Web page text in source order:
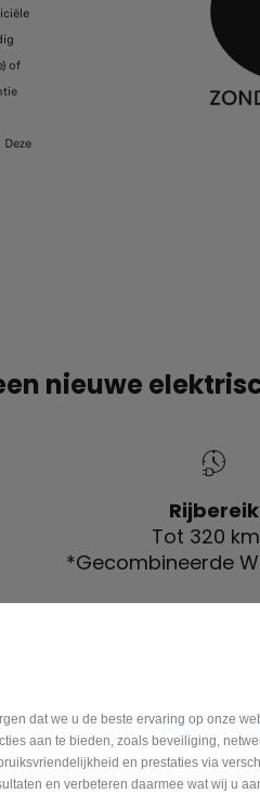
of
nieuwe
Rijbereik
Tot 320
*Gecombineerde
dat we u de beste ervaring op onze
aan te bieden, zoals beveiliging,
en prestaties via
en verbeteren daarmee wat wij u